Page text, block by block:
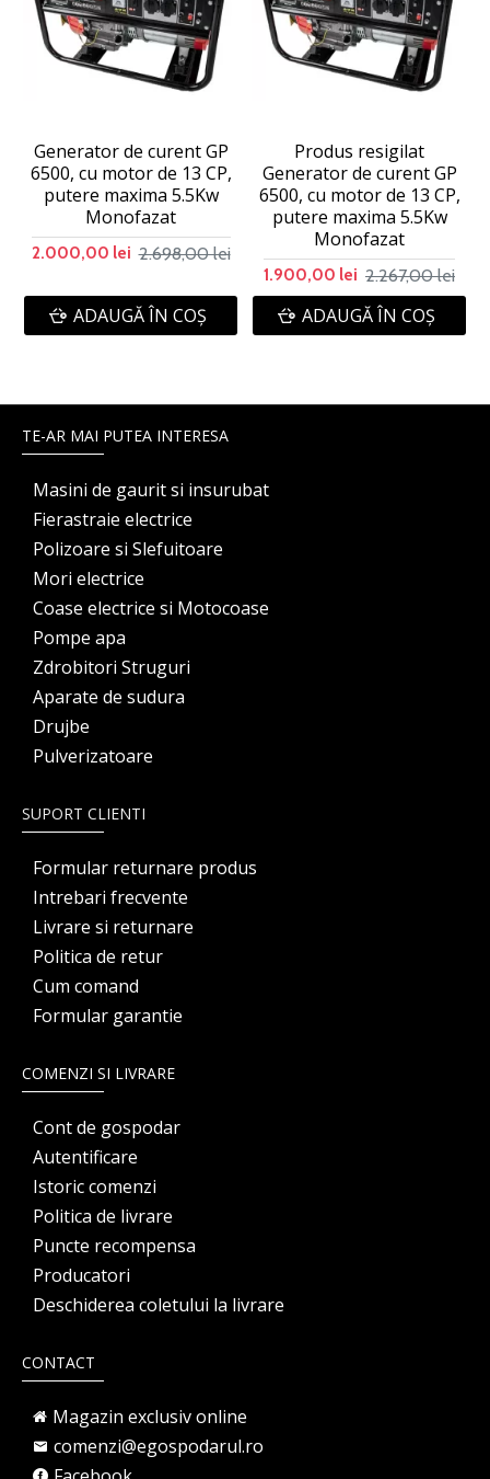
Generator de curent GP
6500, cu motor de 13 CP,
putere maxima 5.5Kw
Monofazat
2.000,00 lei 2.698,00 lei
ADAUGĂ ÎN COŞ
Produs resigilat
Generator de curent GP
6500, cu motor de 13 CP,
putere maxima 5.5Kw
Monofazat
1.900,00 lei 2.267,00 lei
ADAUGĂ ÎN COŞ
TE-AR MAI PUTEA INTERESA
Masini de gaurit si insurubat
Fierastraie electrice
Polizoare si Slefuitoare
Mori electrice
Coase electrice si Motocoase
Pompe apa
Zdrobitori Struguri
Aparate de sudura
Drujbe
Pulverizatoare
SUPORT CLIENTI
Formular returnare produs
Intrebari frecvente
Livrare si returnare
Politica de retur
Cum comand
Formular garantie
COMENZI SI LIVRARE
Cont de gospodar
Autentificare
Istoric comenzi
Politica de livrare
Puncte recompensa
Producatori
Deschiderea coletului la livrare
CONTACT
Magazin exclusiv online
comenzi@egospodarul.ro